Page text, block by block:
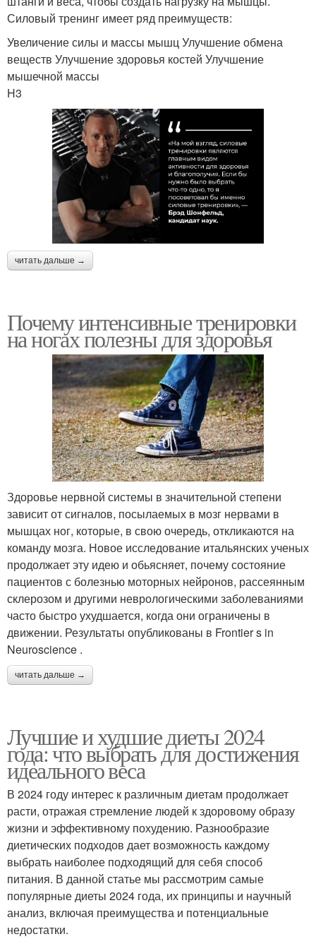
Силовый тренинг имеет ряд преимуществ:
Увеличение силы и массы мышц Улучшение обмена
веществ Улучшение здоровья костей Улучшение
мышечной массы
H3
читать дальше →
Почему интенсивные тренировки
на ногах полезны для здоровья
Здоровье нервной системы в значительной степени
зависит от сигналов, посылаемых в мозг нервами в
мышцах ног, которые, в свою очередь, откликаются на
команду мозга. Новое исследование итальянских ученых
продолжает эту идею и обьясняет, почему состояние
пациентов с болезнью моторных нейронов, рассеянным
склерозом и другими неврологическими заболеваниями
часто быстро ухудшается, когда они ограничены в
движении. Результаты опубликованы в Frontier s in
Neuroscience .
читать дальше →
Лучшие и худшие диеты 2024
года: что выбрать для достижения
идеального веса
В 2024 году интерес к различным диетам продолжает
расти, отражая стремление людей к здоровому образу
жизни и эффективному похудению. Разнообразие
диетических подходов дает возможность каждому
выбрать наиболее подходящий для себя способ
питания. В данной статье мы рассмотрим самые
популярные диеты 2024 года, их принципы и научный
анализ, включая преимущества и потенциальные
недостатки.